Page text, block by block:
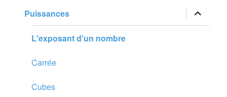
menu
Puissances
ouvrir
le
sous-
L'exposant d'un nombre
Carrée
Cubes